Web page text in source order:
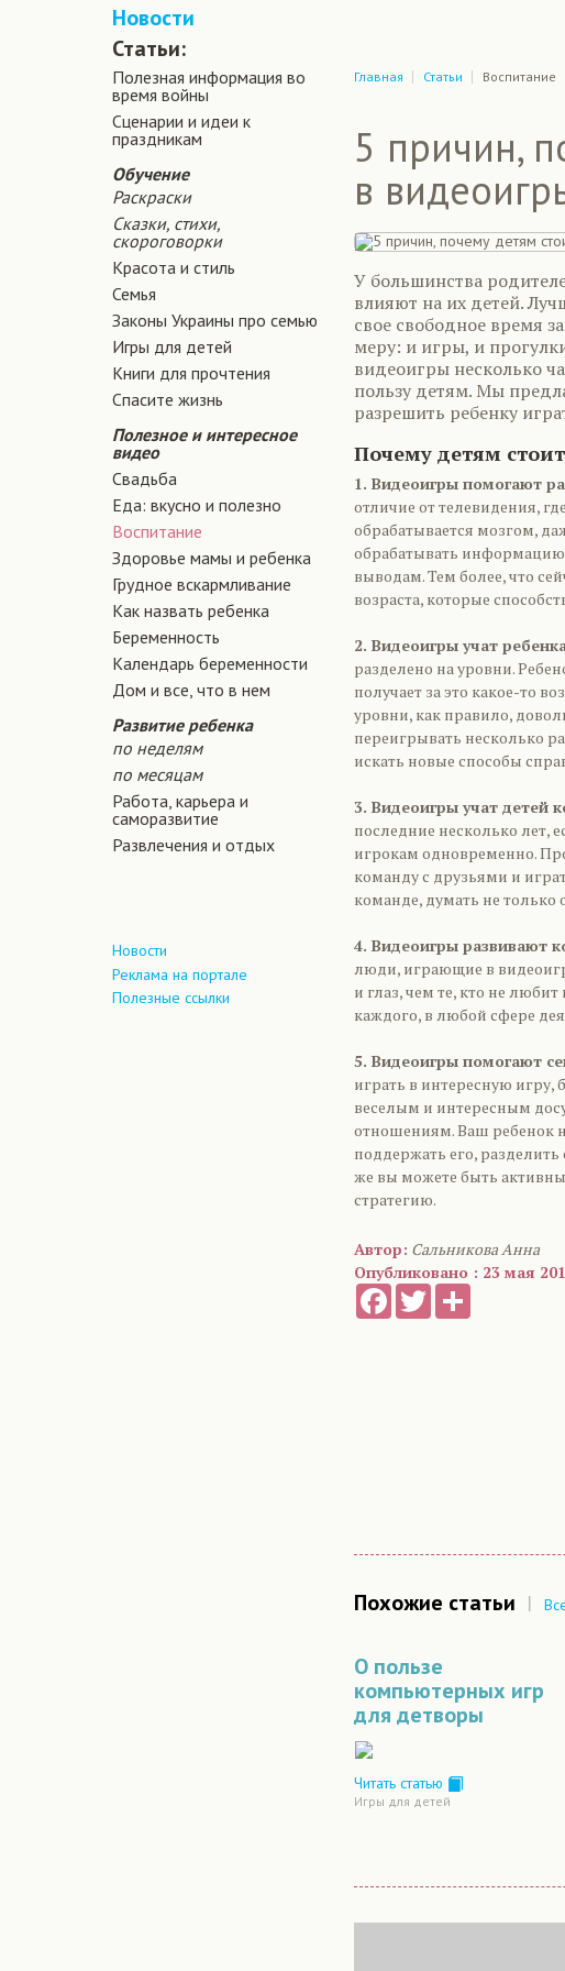
Новости
Статьи:
Полезная информация во
время войны
Сценарии и идеи к
праздникам
Обучение
Раскраски
Сказки, стихи,
скороговорки
Красота и стиль
Семья
Законы Украины про семью
Игры для детей
Книги для прочтения
Спасите жизнь
Полезное и интересное
видео
Свадьба
Еда: вкусно и полезно
Воспитание
Здоровье мамы и ребенка
Грудное вскармливание
Как назвать ребенка
Беременность
Календарь беременности
Дом и все, что в нем
Развитие ребенка
по неделям
по месяцам
Работа, карьера и
саморазвитие
Развлечения и отдых
Новости
Реклама на портале
Полезные ссылки
Главная Статьи Воспитание
5 причин,
в
У большинства
влияют на их детей.
свое свободное время
меру: и игры, и
видеоигры несколько
пользу детям. Мы
разрешить ребенку
Почему детям
1. Видеоигры помогают
отличие от телевидения,
обрабатывается мозгом,
обрабатывать информацию,
выводам. Тем более, что
возраста, которые
2. Видеоигры учат
разделено на уровни.
получает за это какое-то
уровни, как правило,
переигрывать несколько
искать новые способы
3. Видеоигры учат детей
последние несколько лет,
игрокам одновременно.
команду с друзьями и
команде, думать не только
4. Видеоигры развивают
люди, играющие в
и глаз, чем те, кто не
каждого, в любой сфере
5. Видеоигры помогают
играть в интересную игру,
веселым и интересным
отношениям. Ваш ребенок
поддержать его, разделить
же вы можете быть
стратегию.
Автор: Сальникова Анна
Опубликовано : 23 мая
FacebookTwitter
Похожие статьи |
О пользе
компьютерных игр
для детворы
Читать статью
Игры для детей